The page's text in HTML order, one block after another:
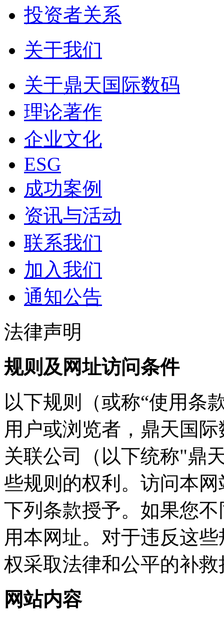
投资者关系
关于我们
关于鼎天国际数码
理论著作
企业文化
ESG
成功案例
资讯与活动
联系我们
加入我们
通知公告
法律声明
规则及网址访问条件
以下规则（或称“使用条
用户或浏览者，鼎天
关联公司（以下统称"鼎
些规则的权利。访问本
下列条款授予。如果您不
用本网址。对于违反这些
权采取法律和公平的补救
网站内容